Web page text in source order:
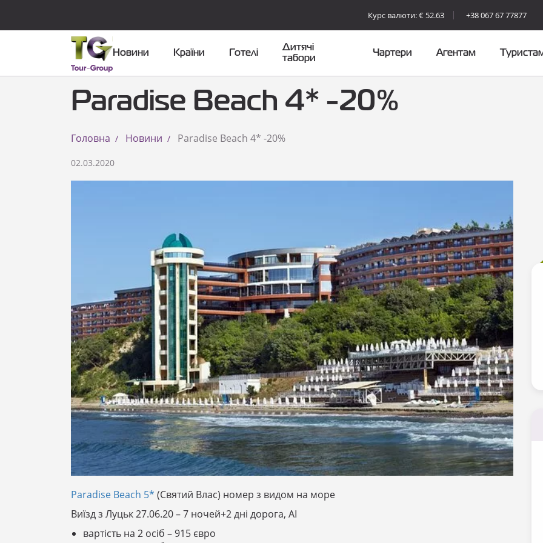
Курс валюти: € 52.63 +38 067 67 77877
Новини Країни Готелі
Дитячі
табори
Чартери Агентам
Paradise Beach 4* -20%
Головна Новини Paradise Beach 4* -20%
02.03.2020
Paradise Beach 5* (Святий Влас) номер з видом на море
Виїзд з Луцьк 27.06.20 – 7 ночей+2 дні дорога, АІ
вартість на 2 осіб – 915 євро